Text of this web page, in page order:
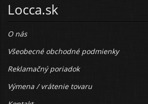
Locca.sk
O nás
Všeobecné obchodné podmienky
Reklamačný poriadok
Výmena / vrátenie tovaru